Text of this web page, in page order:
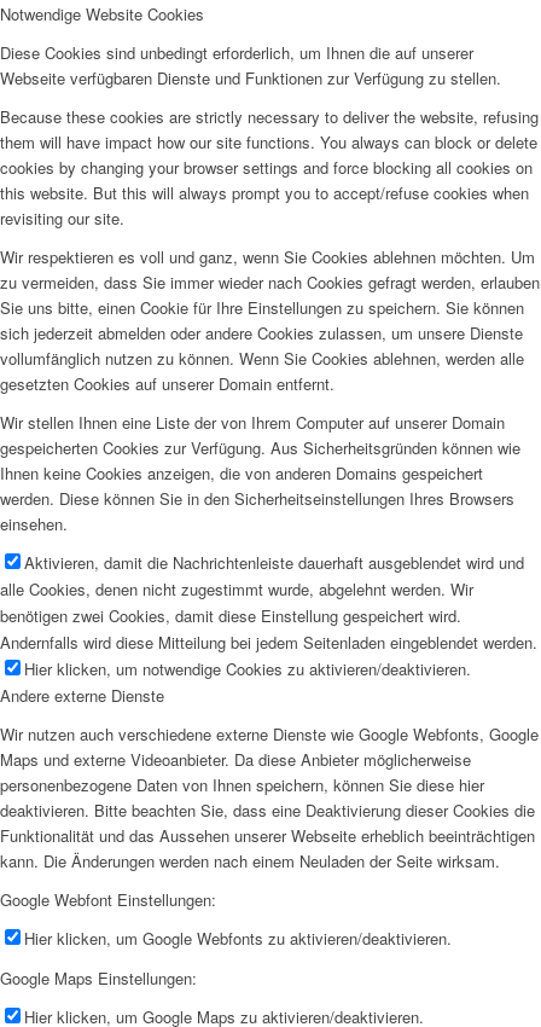
Notwendige Website Cookies
Diese Cookies sind unbedingt erforderlich, um Ihnen die auf unserer
Webseite verfügbaren Dienste und Funktionen zur Verfügung zu stellen.
Because these cookies are strictly necessary to deliver the website, refusing
them will have impact how our site functions. You always can block or delete
cookies by changing your browser settings and force blocking all cookies on
this website. But this will always prompt you to accept/refuse cookies when
revisiting our site.
Wir respektieren es voll und ganz, wenn Sie Cookies ablehnen möchten. Um
zu vermeiden, dass Sie immer wieder nach Cookies gefragt werden, erlauben
Sie uns bitte, einen Cookie für Ihre Einstellungen zu speichern. Sie können
sich jederzeit abmelden oder andere Cookies zulassen, um unsere Dienste
vollumfänglich nutzen zu können. Wenn Sie Cookies ablehnen, werden alle
gesetzten Cookies auf unserer Domain entfernt.
Wir stellen Ihnen eine Liste der von Ihrem Computer auf unserer Domain
gespeicherten Cookies zur Verfügung. Aus Sicherheitsgründen können wie
Ihnen keine Cookies anzeigen, die von anderen Domains gespeichert
werden. Diese können Sie in den Sicherheitseinstellungen Ihres Browsers
einsehen.
Aktivieren, damit die Nachrichtenleiste dauerhaft ausgeblendet wird und
alle Cookies, denen nicht zugestimmt wurde, abgelehnt werden. Wir
benötigen zwei Cookies, damit diese Einstellung gespeichert wird.
Andernfalls wird diese Mitteilung bei jedem Seitenladen eingeblendet werden.
Hier klicken, um notwendige Cookies zu aktivieren/deaktivieren.
Andere externe Dienste
Wir nutzen auch verschiedene externe Dienste wie Google Webfonts, Google
Maps und externe Videoanbieter. Da diese Anbieter möglicherweise
personenbezogene Daten von Ihnen speichern, können Sie diese hier
deaktivieren. Bitte beachten Sie, dass eine Deaktivierung dieser Cookies die
Funktionalität und das Aussehen unserer Webseite erheblich beeinträchtigen
kann. Die Änderungen werden nach einem Neuladen der Seite wirksam.
Google Webfont Einstellungen:
Hier klicken, um Google Webfonts zu aktivieren/deaktivieren.
Google Maps Einstellungen:
Hier klicken, um Google Maps zu aktivieren/deaktivieren.